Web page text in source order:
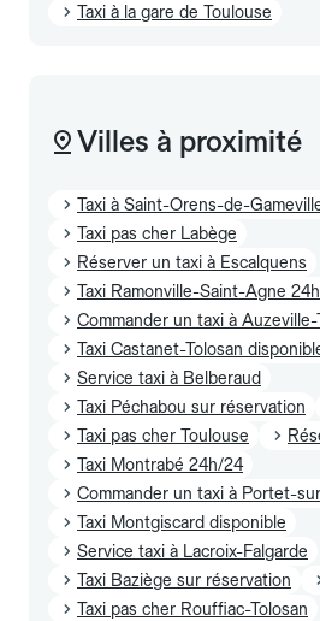
Taxi à la gare de Toulouse
Villes à proximité
Taxi à Saint-Orens-de-
Taxi pas cher Labège
Réserver un taxi à Escalquens
Taxi Ramonville-Saint-Agne
Commander un taxi à Auzeville-
Taxi Castanet-Tolosan
Service taxi à Belberaud
Taxi Péchabou sur réservation
Taxi pas cher Toulouse
Taxi Montrabé 24h/24
Commander un taxi à Portet-
Taxi Montgiscard disponible
Service taxi à Lacroix-Falgarde
Taxi Baziège sur réservation
Taxi pas cher Rouffiac-Tolosan